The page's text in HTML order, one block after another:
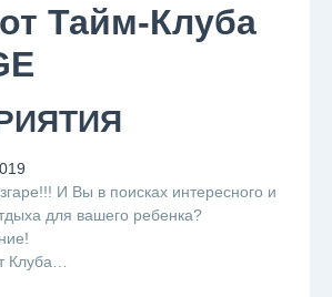
Тайм-Клуба
И Вы в поисках интересного и
для вашего ребенка?
Клуба…